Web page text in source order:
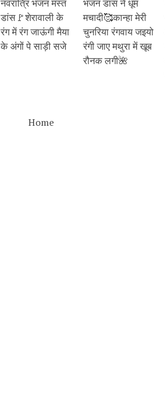
नवरात्रि भजन मस्त
डांस🚩शेरावाली के
रंग में रंग जाऊंगी मैया
के अंगों पे साड़ी सजे
भजन डांस ने धूम
मचादी🥰कान्हा मेरी
चुनरिया रंगवाय जइयो
रंगी जाए मथुरा में खूब
रौनक लगी🌺
Home